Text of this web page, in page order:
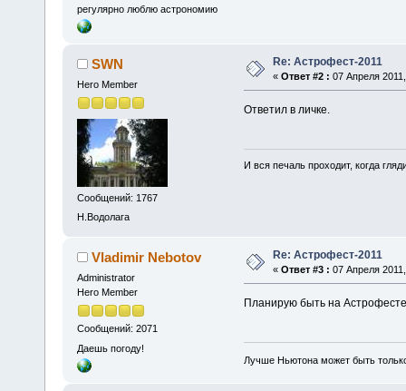
регулярно люблю астрономию
SWN
Hero Member
Сообщений: 1767
Н.Водолага
Re: Астрофест-2011
« Ответ #2 : 07 Апреля
Ответил в личке.
И вся печаль проходит, когда
Vladimir Nebotov
Administrator
Hero Member
Сообщений: 2071
Даешь погоду!
Re: Астрофест-2011
« Ответ #3 : 07 Апреля
Планирую быть на
Лучше Ньютона может быть